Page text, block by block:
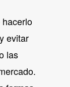
evitar
las